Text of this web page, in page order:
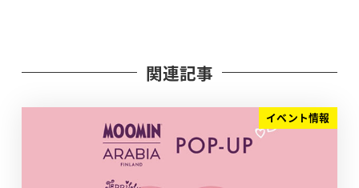
関連記事
イベント情報